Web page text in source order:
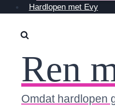
Hardlopen met Evy
Ren
Omdat hardlopen